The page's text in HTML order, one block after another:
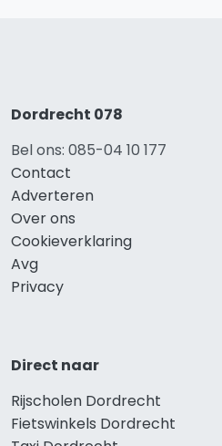
Dordrecht 078
Bel ons: 085-04 10 177
Contact
Adverteren
Over ons
Cookieverklaring
Avg
Privacy
Direct naar
Rijscholen Dordrecht
Fietswinkels Dordrecht